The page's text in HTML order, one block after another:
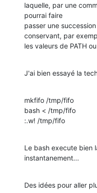
laquelle, par une
pourrai faire
passer une
conservant, par
les valeurs de PATH
J'ai bien essayé la
mkfifo /tmp/fifo
bash < /tmp/fifo
:.w! /tmp/fifo
Le bash execute bien
instantanement...
Des idées pour aller